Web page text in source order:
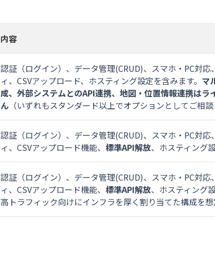
内容
認証（ログイン）、データ管理(CRUD)、スマホ・PC対応
ィ、CSVアップロード、ホスティング設定を含みます。 マ
成、外部システムとのAPI連携、地図・位置情報連携はラ
ん （いずれもスタンダード以上でオプションとしてご相談
認証（ログイン）、データ管理(CRUD)、スマホ・PC対応
ィ、CSVアップロード機能、 標準API解放、ホスティング
認証（ログイン）、データ管理(CRUD)、スマホ・PC対応
ィ、CSVアップロード機能、 標準API解放、ホスティング
高トラフィック向けにインフラを厚く割り当てた構成を想